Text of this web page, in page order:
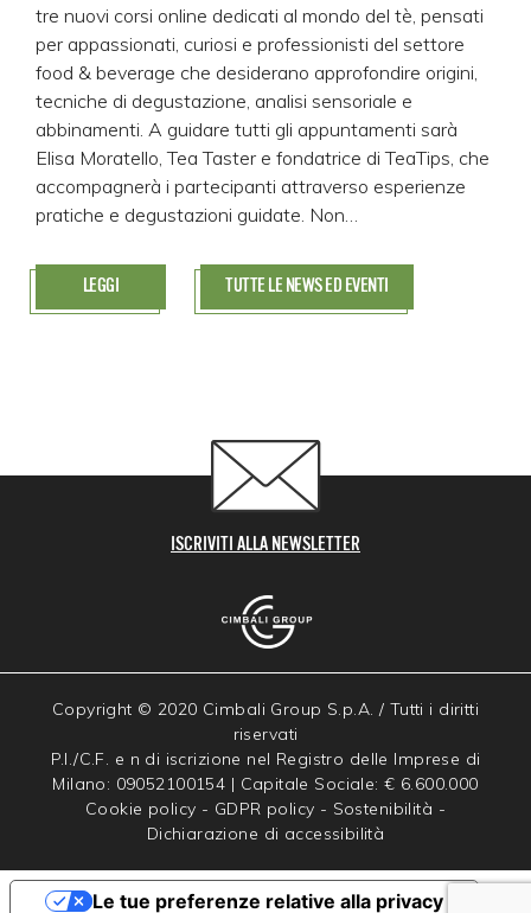
tre nuovi corsi online dedicati al mondo del tè, pensati
per appassionati, curiosi e professionisti del settore
food & beverage che desiderano approfondire origini,
tecniche di degustazione, analisi sensoriale e
abbinamenti. A guidare tutti gli appuntamenti sarà
Elisa Moratello, Tea Taster e fondatrice di TeaTips, che
accompagnerà i partecipanti attraverso esperienze
pratiche e degustazioni guidate. Non…
LEGGI TUTTE LE NEWS ED EVENTI
ISCRIVITI ALLA NEWSLETTER
Copyright © 2020 Cimbali Group S.p.A. / Tutti i diritti
riservati
P.I./C.F. e n di iscrizione nel Registro delle Imprese di
Milano: 09052100154 | Capitale Sociale: € 6.600.000
Cookie policy - GDPR policy - Sostenibilità -
Dichiarazione di accessibilità
Le tue preferenze relative alla privacy